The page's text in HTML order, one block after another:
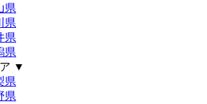
県
県
県
県
▼
県
県